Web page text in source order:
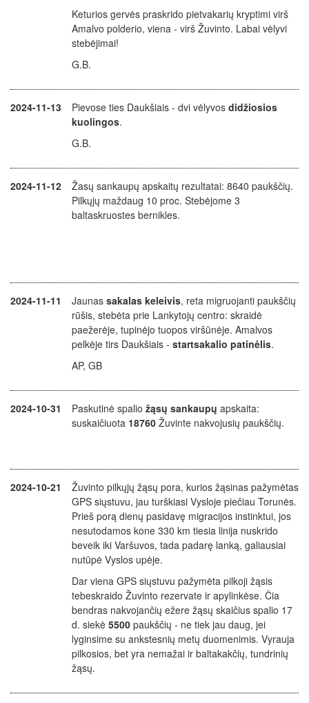
Keturios gervės praskrido pietvakarių kryptimi virš
Amalvo polderio, viena - virš Žuvinto. Labai vėlyvi
stebėjimai!
G.B.
2024-11-13 Pievose ties Daukšiais - dvi vėlyvos didžiosios
kuolingos.
G.B.
2024-11-12
Žasų sankaupų apskaitų rezultatai: 8640 paukščių.
Pilkųjų maždaug 10 proc. Stebėjome 3
baltaskruostes bernikles.
2024-11-11 Jaunas sakalas keleivis, reta migruojanti paukščių
rūšis, stebėta prie Lankytojų centro: skraidė
paežerėje, tupinėjo tuopos viršūnėje. Amalvos
pelkėje tirs Daukšiais - startsakalio patinėlis.
AP, GB
2024-10-31 Paskutinė spalio žąsų sankaupų apskaita:
suskaičiuota 18760 Žuvinte nakvojusių paukščių.
2024-10-21
Žuvinto pilkųjų žąsų pora, kurios žąsinas pažymėtas
GPS siųstuvu, jau turškiasi Vysloje piečiau Torunės.
Prieš porą dienų pasidavę migracijos instinktui, jos
nesutodamos kone 330 km tiesia linija nuskrido
beveik iki Varšuvos, tada padarę lanką, galiausiai
nutūpė Vyslos upėje.
Dar viena GPS siųstuvu pažymėta pilkoji žąsis
tebeskraido Žuvinto rezervate ir apylinkėse. Čia
bendras nakvojančių ežere žąsų skaičius spalio 17
d. siekė 5500 paukščių - ne tiek jau daug, jei
lyginsime su ankstesnių metų duomenimis. Vyrauja
pilkosios, bet yra nemažai ir baltakakčių, tundrinių
žąsų.